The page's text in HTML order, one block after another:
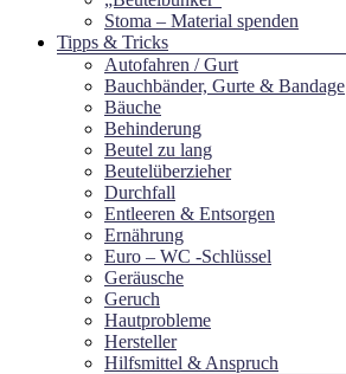
Stoma – Material spenden
Tipps & Tricks
Autofahren / Gurt
Bauchbänder, Gurte & Bandage
Bäuche
Behinderung
Beutel zu lang
Beutelüberzieher
Durchfall
Entleeren & Entsorgen
Ernährung
Euro – WC -Schlüssel
Geräusche
Geruch
Hautprobleme
Hersteller
Hilfsmittel & Anspruch